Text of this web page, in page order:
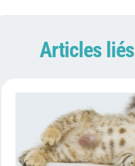
Articles liés